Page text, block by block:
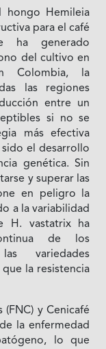
hongo Hemileia
para el café
ha generado
del cultivo en
Colombia, la
las regiones
entre un
si no se
más efectiva
el desarrollo
genética. Sin
y superar las
en peligro la
a la variabilidad
H. vastatrix ha
de los
variedades
la resistencia
y Cenicafé
la enfermedad
lo que